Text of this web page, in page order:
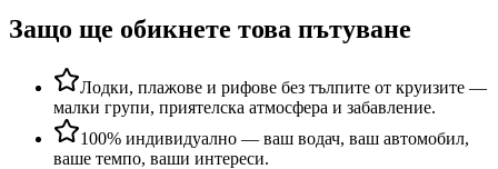
Защо ще обикнете това пътуване
Лодки, плажове и рифове без тълпите от круизите —
малки групи, приятелска атмосфера и забавление.
100% индивидуално — ваш водач, ваш автомобил,
ваше темпо, ваши интереси.